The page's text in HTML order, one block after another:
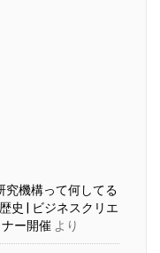
究機構って何してる
史 | ビジネスクリエ
ー開催 より